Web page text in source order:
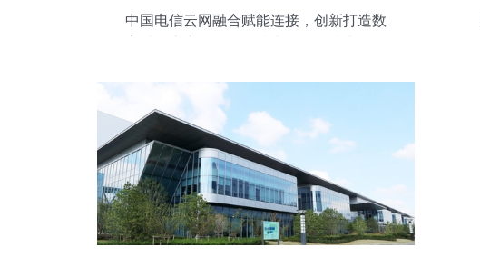
中国电信云网融合赋能连接，创新打造数